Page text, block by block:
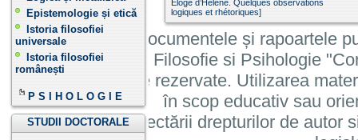
Epistemologie și etică
Istoria filosofiei
universale
Istoria filosofiei
românești
P S I H O L O G I E
STUDII DOCTORALE
Éloge d’Hélène. Quelques observations
logiques et rhétoriques]
Informatiile, documentele și rapoartele
Institutului de Filosofie si Psihologie
cu toate drepturile rezervate. Utilizarea
în scop educativ sau
cu condiția respectării drepturilor de autor